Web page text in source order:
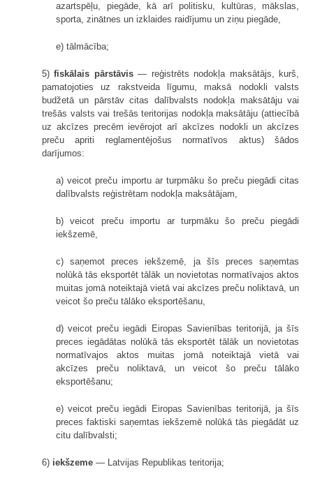
azartspēļu, piegāde, kā arī politisku, kultūras, mākslas,
sporta, zinātnes un izklaides raidījumu un ziņu piegāde,
e) tālmācība;
5)fiskālais pārstāvis— reģistrēts nodokļa maksātājs, kurš,
pamatojoties uz rakstveida līgumu, maksā nodokli valsts
budžetā un pārstāv citas dalībvalsts nodokļa maksātāju vai
trešās valsts vai trešās teritorijas nodokļa maksātāju (attiecībā
uz akcīzes precēm ievērojot arī akcīzes nodokli un akcīzes
preču apriti reglamentējošus normatīvos aktus) šādos
darījumos:
a) veicot preču importu ar turpmāku šo preču piegādi citas
dalībvalsts reģistrētam nodokļa maksātājam,
b) veicot preču importu ar turpmāku šo preču piegādi
iekšzemē,
c) saņemot preces iekšzemē, ja šīs preces saņemtas
nolūkā tās eksportēt tālāk un novietotas normatīvajos aktos
muitas jomā noteiktajā vietā vai akcīzes preču noliktavā, un
veicot šo preču tālāko eksportēšanu,
d) veicot preču iegādi Eiropas Savienības teritorijā, ja šīs
preces iegādātas nolūkā tās eksportēt tālāk un novietotas
normatīvajos aktos muitas jomā noteiktajā vietā vai
akcīzes preču noliktavā, un veicot šo preču tālāko
eksportēšanu;
e) veicot preču iegādi Eiropas Savienības teritorijā, ja šīs
preces faktiski saņemtas iekšzemē nolūkā tās piegādāt uz
citu dalībvalsti;
6) iekšzeme — Latvijas Republikas teritorija;